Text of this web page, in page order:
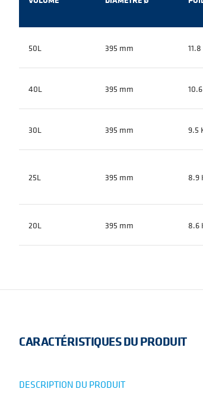
50L 395 mm
40L 395 mm
30L 395 mm 9.5
25L 395 mm 8.9
20L 395 mm 8.6
CARACTÉRISTIQUES DU PRODUIT
DESCRIPTION DU PRODUIT